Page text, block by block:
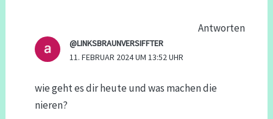
Antworten
@LINKSBRAUNVERSIFFTER
11. FEBRUAR 2024 UM 13:52 UHR
wie geht es dir heute und was machen die
nieren?